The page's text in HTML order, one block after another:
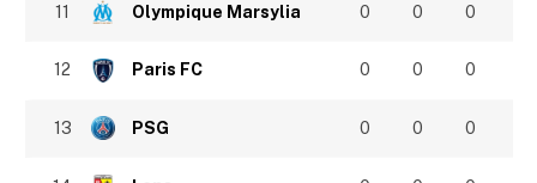
11 Olympique Marsylia 0 0 0
12 Paris FC 0 0 0
13 PSG 0 0 0